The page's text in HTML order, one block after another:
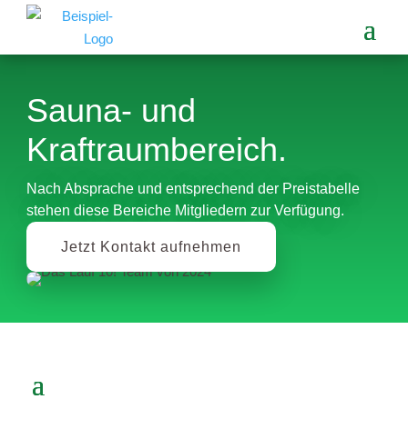
Sauna- und
Kraftraumbereich.
Nach Absprache und entsprechend der Preistabelle
stehen diese Bereiche Mitgliedern zur Verfügung.
Jetzt Kontakt aufnehmen